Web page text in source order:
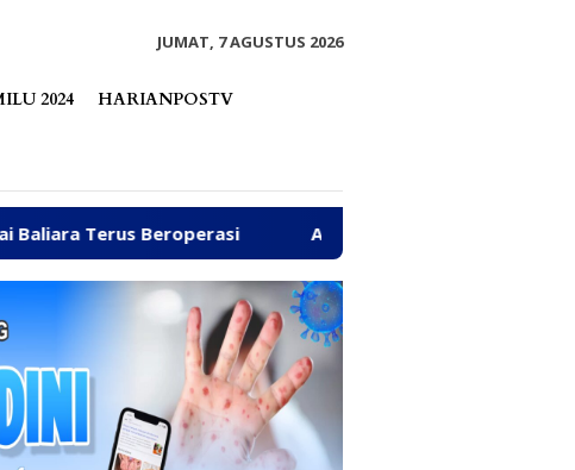
JUMAT, 7 AGUSTUS 2026
2024 HARIANPOSTV
Arpan Sahar Prioritaskan Kawal Kebutuhan Dasar